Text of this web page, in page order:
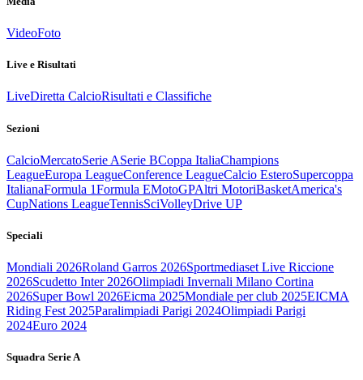
VideoFoto
Live e Risultati
LiveDiretta CalcioRisultati e Classifiche
Sezioni
CalcioMercatoSerie ASerie BCoppa ItaliaChampions
LeagueEuropa LeagueConference LeagueCalcio EsteroSupercoppa
ItalianaFormula 1Formula EMotoGPAltri MotoriBasketAmerica's
CupNations LeagueTennisSciVolleyDrive UP
Speciali
Mondiali 2026Roland Garros 2026Sportmediaset Live Riccione
2026Scudetto Inter 2026Olimpiadi Invernali Milano Cortina
2026Super Bowl 2026Eicma 2025Mondiale per club 2025EICMA
Riding Fest 2025Paralimpiadi Parigi 2024Olimpiadi Parigi
2024Euro 2024
Squadra Serie A